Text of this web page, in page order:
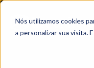
Nós utilizamos cookies
a personalizar sua visita.